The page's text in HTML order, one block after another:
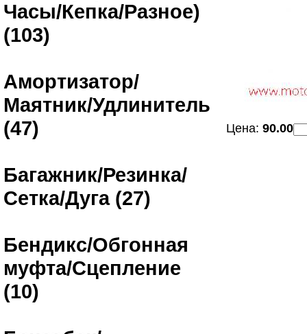
Часы/Кепка/Разное)
(103)
Амортизатор/
Маятник/Удлинитель
(47)
Багажник/Резинка/
Сетка/Дуга (27)
Бендикс/Обгонная
муфта/Сцепление
(10)
Цена: 90.00